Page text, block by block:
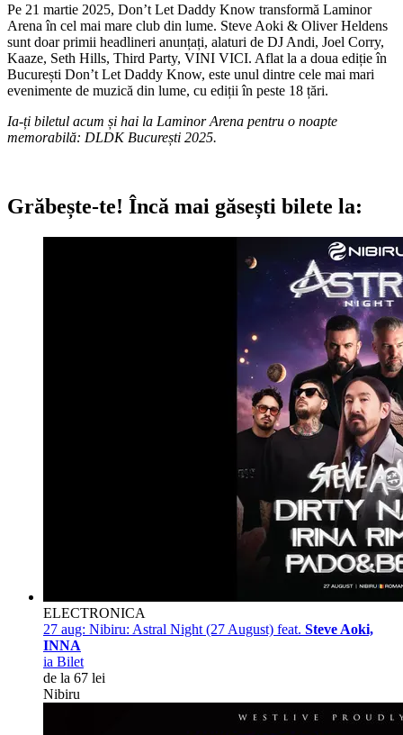
Pe 21 martie 2025, Don’t Let Daddy Know transformă Laminor
Arena în cel mai mare club din lume. Steve Aoki & Oliver Heldens
sunt doar primii headlineri anunțați, alaturi de DJ Andi, Joel Corry,
Kaaze, Seth Hills, Third Party, VINI VICI. Aflat la a doua ediție în
București Don’t Let Daddy Know, este unul dintre cele mai mari
evenimente de muzică din lume, cu ediții în peste 18 țări.
Ia-ți biletul acum și hai la Laminor Arena pentru o noapte
memorabilă: DLDK București 2025.
Grăbește-te! Încă mai găsești bilete la:
ELECTRONICA
27 aug: Nibiru: Astral Night (27 August) feat. Steve Aoki,
INNA
ia Bilet
de la 67 lei
Nibiru